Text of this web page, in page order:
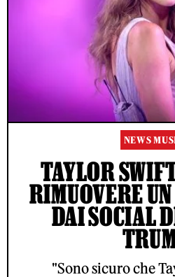
NEWS
TAYLOR
RIMUOVERE
DAI SOCIAL
"Sono sicuro che